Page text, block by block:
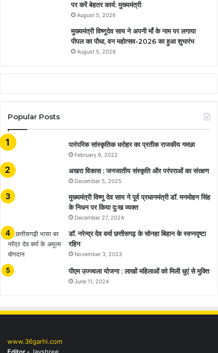
पर करें बेहतर कार्य: मुख्यमंत्री
August 5, 2026
मुख्यमंत्री विष्णुदेव साय ने अपनी माँ के नाम पर लगाया
पीपल का पौधा, वन महोत्सव-2026 का हुआ शुभारंभ
August 5, 2026
Popular Posts
​​​​​​​पारंपरिक सांस्कृतिक धरोहर का प्रतीक राजकीय गमछा
February 9, 2022
अखरा विकास : जनजातीय संस्कृति और परंपराओं का संरक्षण
December 5, 2025
मुख्यमंत्री विष्णु देव साय ने पूर्व प्रधानमंत्री डॉ. मनमोहन सिंह
के निधन पर किया दुःख व्यक्त
December 27, 2024
डॉ. नरेन्द्र देव वर्मा छत्तीसगढ़ के सोनहा बिहान के स्वप्नदृष्टा
रहिन
November 3, 2023
पीएम उज्ज्वला योजना : लाखों महिलाओं को मिली धुएं से मुक्ति
June 11, 2024
www.36garhi.com